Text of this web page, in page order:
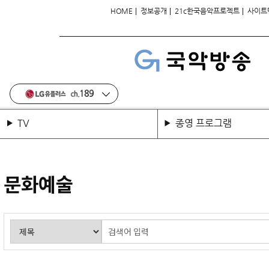
HOME | 정보공개 | 21c한국음악프로젝트 | 사이트
TV 종영 프로그램
문화예술